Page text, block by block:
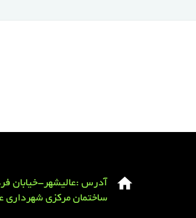
آدرس :عالیشهر-خیابان
ساختمان مرکزی شهرداری